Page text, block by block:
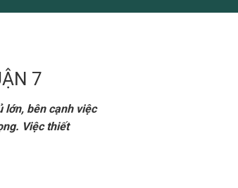
7
lớn, bên cạnh việc
Việc thiết